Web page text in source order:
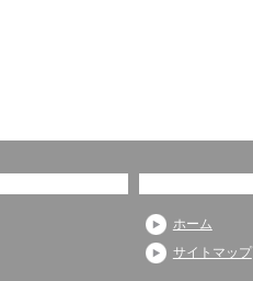
ホーム
サイトマップ